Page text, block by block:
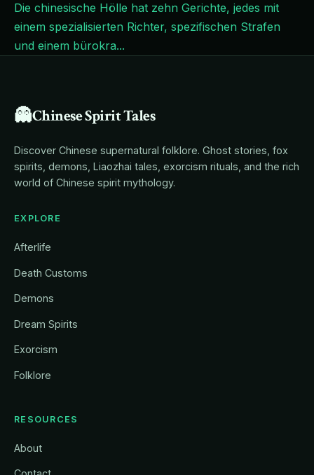
Die chinesische Hölle hat zehn Gerichte, jedes mit
einem spezialisierten Richter, spezifischen Strafen
und einem bürokra...
👻Chinese Spirit Tales
Discover Chinese supernatural folklore. Ghost stories, fox
spirits, demons, Liaozhai tales, exorcism rituals, and the rich
world of Chinese spirit mythology.
EXPLORE
Afterlife
Death Customs
Demons
Dream Spirits
Exorcism
Folklore
RESOURCES
About